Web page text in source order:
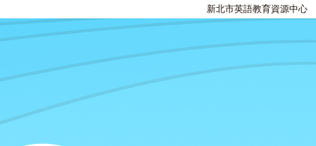
新北市英語教育資源中心